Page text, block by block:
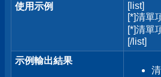
使用示例
[list]
[*]清單
[*]清單
[/list]
示例輸出結果